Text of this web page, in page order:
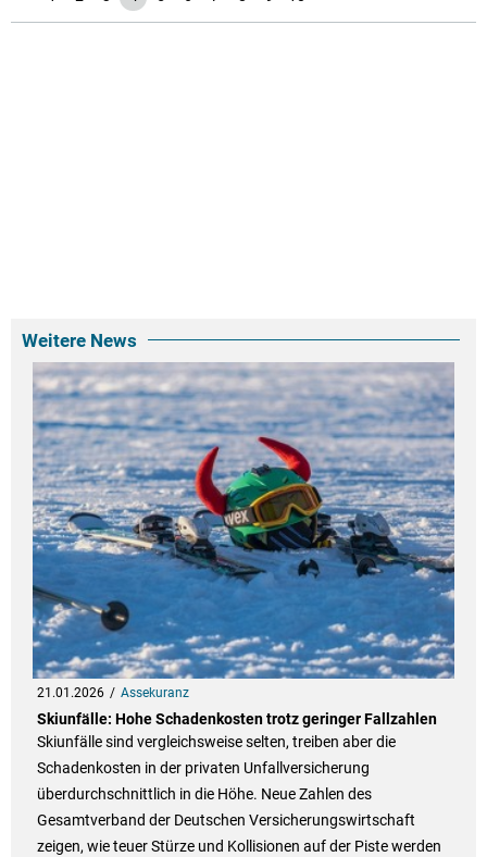
Weitere News
21.01.2026 Assekuranz
Skiunfälle: Hohe Schadenkosten trotz geringer Fallzahlen
Skiunfälle sind vergleichsweise selten, treiben aber die
Schadenkosten in der privaten Unfallversicherung
überdurchschnittlich in die Höhe. Neue Zahlen des
Gesamtverband der Deutschen Versicherungswirtschaft
zeigen, wie teuer Stürze und Kollisionen auf der Piste werden